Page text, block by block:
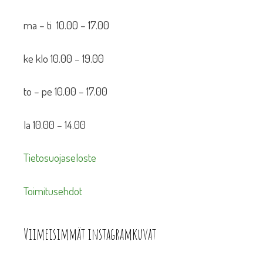
ma – ti 10.00 – 17.00
ke klo 10.00 – 19.00
to – pe 10.00 – 17.00
la 10.00 – 14.00
Tietosuojaseloste
Toimitusehdot
Viimeisimmät instagramkuvat